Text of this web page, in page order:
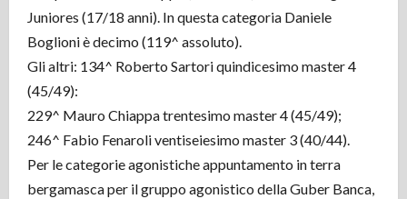
Juniores (17/18 anni). In questa categoria Daniele
Boglioni è decimo (119^ assoluto).
Gli altri: 134^ Roberto Sartori quindicesimo master 4
(45/49):
229^ Mauro Chiappa trentesimo master 4 (45/49);
246^ Fabio Fenaroli ventiseiesimo master 3 (40/44).
Per le categorie agonistiche appuntamento in terra
bergamasca per il gruppo agonistico della Guber Banca,